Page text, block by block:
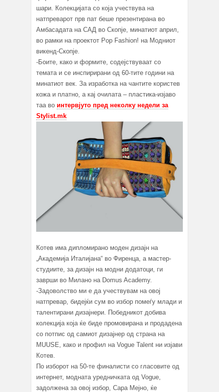
шари. Колекцијата со која учествува на
натпреварот прв пат беше презентирана во
Амбасадата на САД во Скопје, минатиот април,
во рамки на проектот Pop Fashion! на Модниот
викенд-Скопје.
-Боите, како и формите, содејствуваат со
темата и се инспирирани од 60-тите години на
минатиот век. За изработка на чантите користев
кожа и платно, а кај очилата – пластика-изјаво
таа во интервјуто пред неколку недели за
Stylist.mk
Котев има дипломирано моден дизајн на
„Академија Италијана“ во Фиренца, а мастер-
студиите, за дизајн на модни додатоци, ги
заврши во Милано на Domus Academy.
-Задоволство ми е да учествувам на овој
натпревар, бидејќи сум во избор помеѓу млади и
талентирани дизајнери. Победникот добива
колекција која ќе биде промовирана и продадена
со потпис од самиот дизајнер од страна на
MUUSE, како и профил на Vogue Talent ни изјави
Котев.
По изборот на 50-те финалисти со гласовите од
интернет, модната уредничката од Vogue,
задолжена за овој избор, Сара Мејно, ќе